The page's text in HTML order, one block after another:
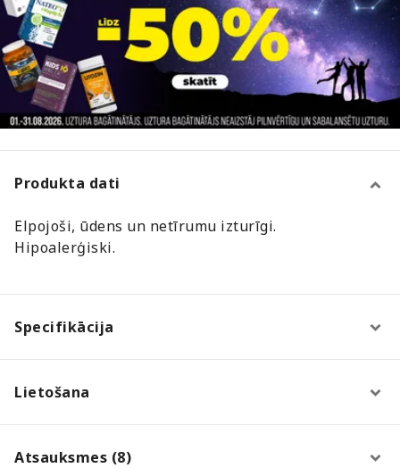
Produkta dati
Elpojoši, ūdens un netīrumu izturīgi.
Hipoalerģiski.
Specifikācija
Lietošana
Atsauksmes (8)